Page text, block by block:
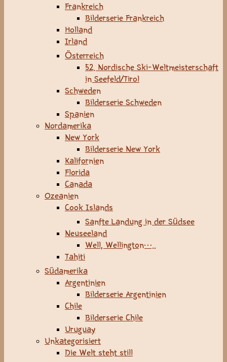
Frankreich
Bilderserie Frankreich
Holland
Irland
Österreich
52. Nordische Ski-Weltmeisterschaft
in Seefeld/Tirol
Schweden
Bilderserie Schweden
Spanien
Nordamerika
New York
Bilderserie New York
Kalifornien
Florida
Canada
Ozeanien
Cook Islands
Sanfte Landung in der Südsee
Neuseeland
Well, Wellington…..
Tahiti
Südamerika
Argentinien
Bilderserie Argentinien
Chile
Bilderserie Chile
Uruguay
Unkategorisiert
Die Welt steht still